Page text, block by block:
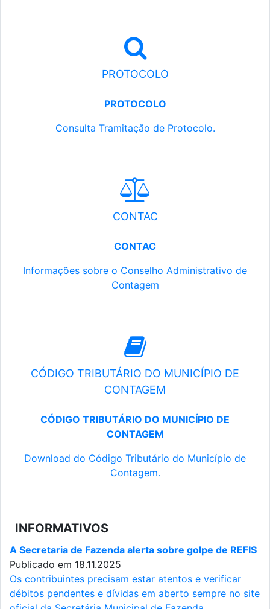
PROTOCOLO
PROTOCOLO
Consulta Tramitação de Protocolo.
CONTAC
CONTAC
Informações sobre o Conselho Administrativo de
Contagem
CÓDIGO TRIBUTÁRIO DO MUNICÍPIO DE
CONTAGEM
CÓDIGO TRIBUTÁRIO DO MUNICÍPIO DE
CONTAGEM
Download do Código Tributário do Município de
Contagem.
INFORMATIVOS
A Secretaria de Fazenda alerta sobre golpe de REFIS
Publicado em 18.11.2025
Os contribuintes precisam estar atentos e verificar
débitos pendentes e dívidas em aberto sempre no site